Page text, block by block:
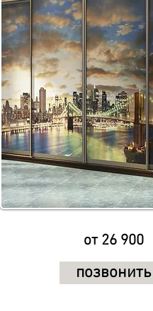
от 26 900
позвонить